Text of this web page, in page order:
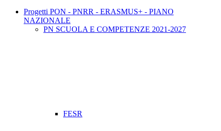
Progetti PON - PNRR - ERASMUS+ - PIANO
NAZIONALE
PN SCUOLA E COMPETENZE 2021-2027
FESR